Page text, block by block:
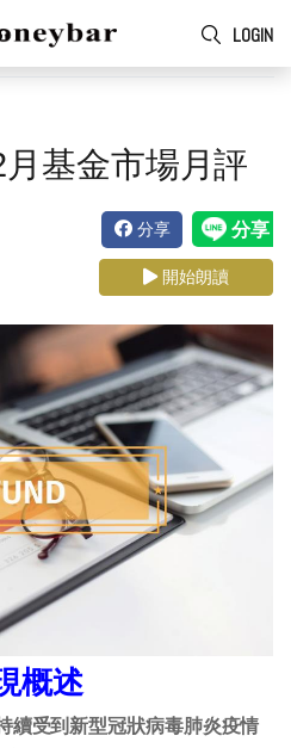
LOGIN
基金市場月評
分享
開始朗讀
概述
續受到新型冠狀病毒肺炎疫情